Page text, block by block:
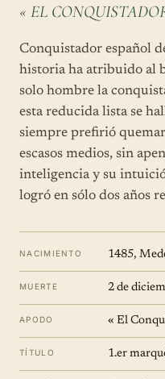
« EL
Conquistador español
historia ha atribuido al
solo hombre la
esta reducida lista se
siempre prefirió
escasos medios, sin
inteligencia y su
logró en sólo dos años
NACIMIENTO 1485,
MUERTE 2 de
APODO « El
TÍTULO 1.er